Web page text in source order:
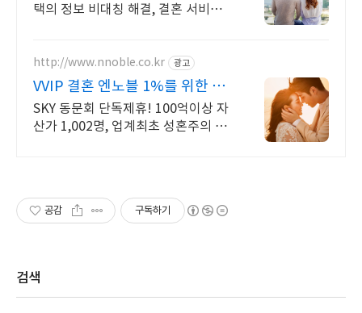
택의 정보 비대칭 해결, 결혼 서비스
http://www.nnoble.co.kr 광고
VVIP 결혼 엔노블 1%를 위한 상
류층 결정사
SKY 동문회 단독제휴! 100억이상 자
산가 1,002명, 업계최초 성혼주의 시
공감 구독하기
검색